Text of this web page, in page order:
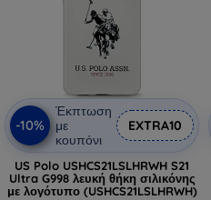
-10%
Έκπτωση
με
κουπόνι
EXTRA10
US Polo USHCS21LSLHRWH S21
Ultra G998 λευκή θήκη σιλικόνης
με λογότυπο (USHCS21LSLHRWH)